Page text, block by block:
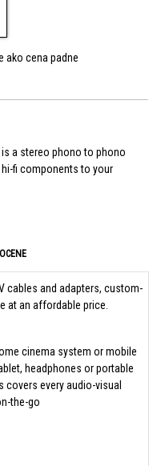
ako cena padne
is a stereo phono to phono
fi components to your
OCENE
cables and adapters, custom-
at an affordable price.
cinema system or mobile
headphones or portable
covers every audio-visual
the-go